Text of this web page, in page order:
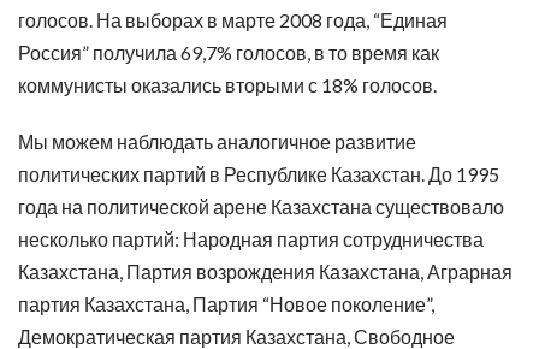
голосов. На выборах в марте 2008 года, “Единая
Россия” получила 69,7% голосов, в то время как
коммунисты оказались вторыми с 18% голосов.
Мы можем наблюдать аналогичное развитие
политических партий в Республике Казахстан. До 1995
года на политической арене Казахстана существовало
несколько партий: Народная партия сотрудничества
Казахстана, Партия возрождения Казахстана, Аграрная
партия Казахстана, Партия “Новое поколение”,
Демократическая партия Казахстана, Свободное